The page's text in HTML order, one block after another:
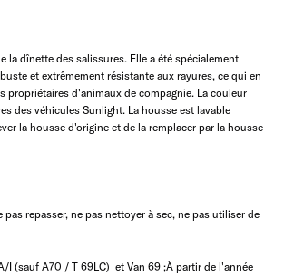
dînette des salissures. Elle a été spécialement
et extrêmement résistante aux rayures, ce qui en
propriétaires d'animaux de compagnie. La couleur
des véhicules Sunlight. La housse est lavable
la housse d'origine et de la remplacer par la housse
repasser, ne pas nettoyer à sec, ne pas utiliser de
I (sauf A70 / T 69LC) et Van 69 ;À partir de l'année